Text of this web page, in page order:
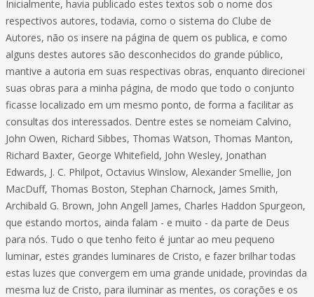
Inicialmente, havia publicado estes textos sob o nome dos
respectivos autores, todavia, como o sistema do Clube de
Autores, não os insere na página de quem os publica, e como
alguns destes autores são desconhecidos do grande público,
mantive a autoria em suas respectivas obras, enquanto direcionei
suas obras para a minha página, de modo que todo o conjunto
ficasse localizado em um mesmo ponto, de forma a facilitar as
consultas dos interessados. Dentre estes se nomeiam Calvino,
John Owen, Richard Sibbes, Thomas Watson, Thomas Manton,
Richard Baxter, George Whitefield, John Wesley, Jonathan
Edwards, J. C. Philpot, Octavius Winslow, Alexander Smellie, Jon
MacDuff, Thomas Boston, Stephan Charnock, James Smith,
Archibald G. Brown, John Angell James, Charles Haddon Spurgeon,
que estando mortos, ainda falam - e muito - da parte de Deus
para nós. Tudo o que tenho feito é juntar ao meu pequeno
luminar, estes grandes luminares de Cristo, e fazer brilhar todas
estas luzes que convergem em uma grande unidade, provindas da
mesma luz de Cristo, para iluminar as mentes, os corações e os